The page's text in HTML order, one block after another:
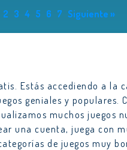
2 3 4 5 6 7 Siguiente »
Estás accediendo a la
geniales y populares.
muchos juegos
una cuenta, juega con
de juegos muy